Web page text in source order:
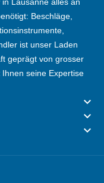
Beschläge,
ist unser Laden
geprägt von grosser
seine Expertise
keyboard_arrow_down
keyboard_arrow_down
keyboard_arrow_down